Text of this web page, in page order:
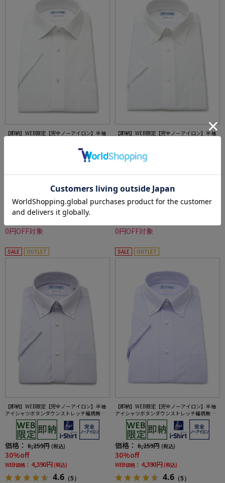
【即納】WEB限定【完全ノーアイロン】半袖
価格： (税込)
4,390円 (税込)
4.9（8）
0円OFF対象
【即納】WEB限定【完全ノーアイロン】半袖
価格： (税込)
WEB価格： 4,390円 (税込)
4.6（5）
0円OFF対象
SALE OUTLET
【即納】WEB限定【完全ノーアイロン】半袖
アイシャツボタンダウンストレッチ織柄無地i-
shirtワイシャツ春夏
価格： 6,259円 (税込)
30%off
WEB価格： 4,390円 (税込)
4.6 （5）
SALE OUTLET
【即納】WEB限定【完全ノーアイロン】半袖
アイシャツボタンダウンストレッチ織柄無地i-
shirtワイシャツ春夏
価格： 6,259円 (税込)
30%off
WEB価格： 4,390円 (税込)
4.6 （5）